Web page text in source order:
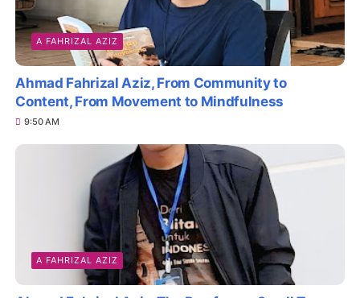
A FAHRIZAL AZIZ
Ahmad Fahrizal Aziz, From Community to
Content, From Movement to Mindfulness
9:50 AM
A FAHRIZAL AZIZ